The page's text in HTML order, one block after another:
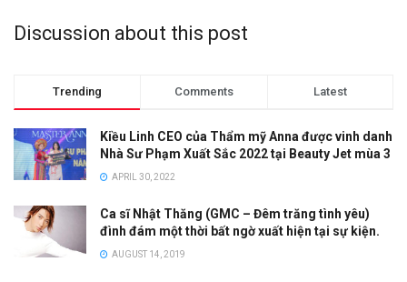
Discussion about this post
Trending Comments Latest
Kiều Linh CEO của Thẩm mỹ Anna được vinh danh
Nhà Sư Phạm Xuất Sắc 2022 tại Beauty Jet mùa 3
APRIL 30, 2022
Ca sĩ Nhật Thăng (GMC – Đêm trăng tình yêu)
đình đám một thời bất ngờ xuất hiện tại sự kiện.
AUGUST 14, 2019